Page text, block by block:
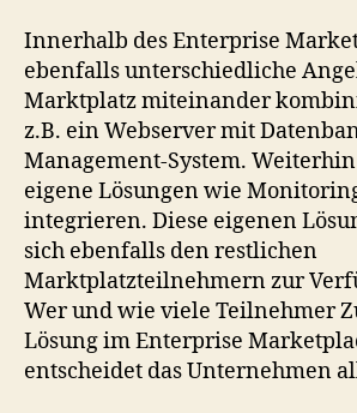
Innerhalb des Enterprise
ebenfalls unterschiedliche
Marktplatz miteinander
z.B. ein Webserver mit
Management-System.
eigene Lösungen wie
integrieren. Diese eigenen
sich ebenfalls den restlichen
Marktplatzteilnehmern zur
Wer und wie viele Teilnehmer
Lösung im Enterprise
entscheidet das Unternehmen